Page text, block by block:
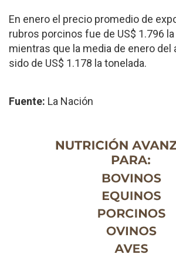
En enero el precio promedio de
rubros porcinos fue de US$ 1.796
mientras que la media de enero del
sido de US$ 1.178 la tonelada.
Fuente: La Nación